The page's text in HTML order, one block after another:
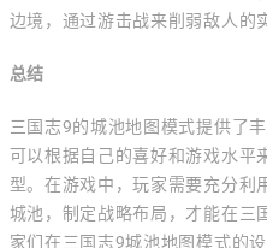
边境，通过游击战来削弱敌人的
总结
三国志9的城池地图模式提供了
可以根据自己的喜好和游戏水平
型。在游戏中，玩家需要充分利
城池，制定战略布局，才能在三
家们在三国志9城池地图模式的